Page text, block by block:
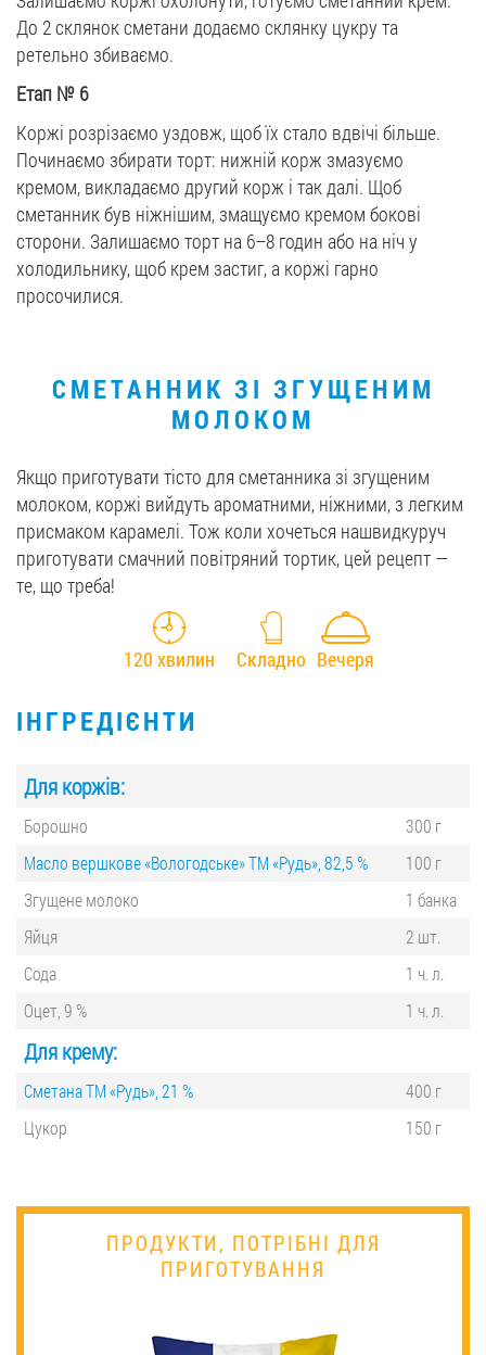
До 2 склянок сметани додаємо склянку цукру та
ретельно збиваємо.
Етап № 6
Коржі розрізаємо уздовж, щоб їх стало вдвічі більше.
Починаємо збирати торт: нижній корж змазуємо
кремом, викладаємо другий корж і так далі. Щоб
сметанник був ніжнішим, змащуємо кремом бокові
сторони. Залишаємо торт на 6–8 годин або на ніч у
холодильнику, щоб крем застиг, а коржі гарно
просочилися.
СМЕТАННИК ЗІ ЗГУЩЕНИМ
МОЛОКОМ
Якщо приготувати тісто для сметанника зі згущеним
молоком, коржі вийдуть ароматними, ніжними, з легким
присмаком карамелі. Тож коли хочеться нашвидкуруч
приготувати смачний повітряний тортик, цей рецепт —
те, що треба!
120 хвилин Складно Вечеря
ІНГРЕДІЄНТИ
Для коржів:
Борошно
300 г
Масло вершкове «Вологодське» ТМ «Рудь», 82,5 %
100 г
Згущене молоко
1 банка
Яйця
2 шт.
Сода
1 ч. л.
Оцет, 9 %
1 ч. л.
Для крему:
Сметана ТМ «Рудь», 21 %
400 г
Цукор
150 г
ПРОДУКТИ, ПОТРІБНІ ДЛЯ
ПРИГОТУВАННЯ